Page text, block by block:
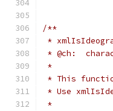
/**
*
* @ch:
*
* This function
* Use
*